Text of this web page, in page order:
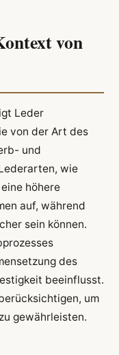
von
Leder
von der Art des
und
wie
höhere
auf, während
sein können.
des
beeinflusst.
um
gewährleisten.